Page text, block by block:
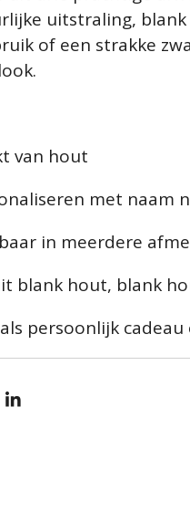
uitstraling,
of een strakke
van hout
met naam
in meerdere
blank hout, blank
persoonlijk
S